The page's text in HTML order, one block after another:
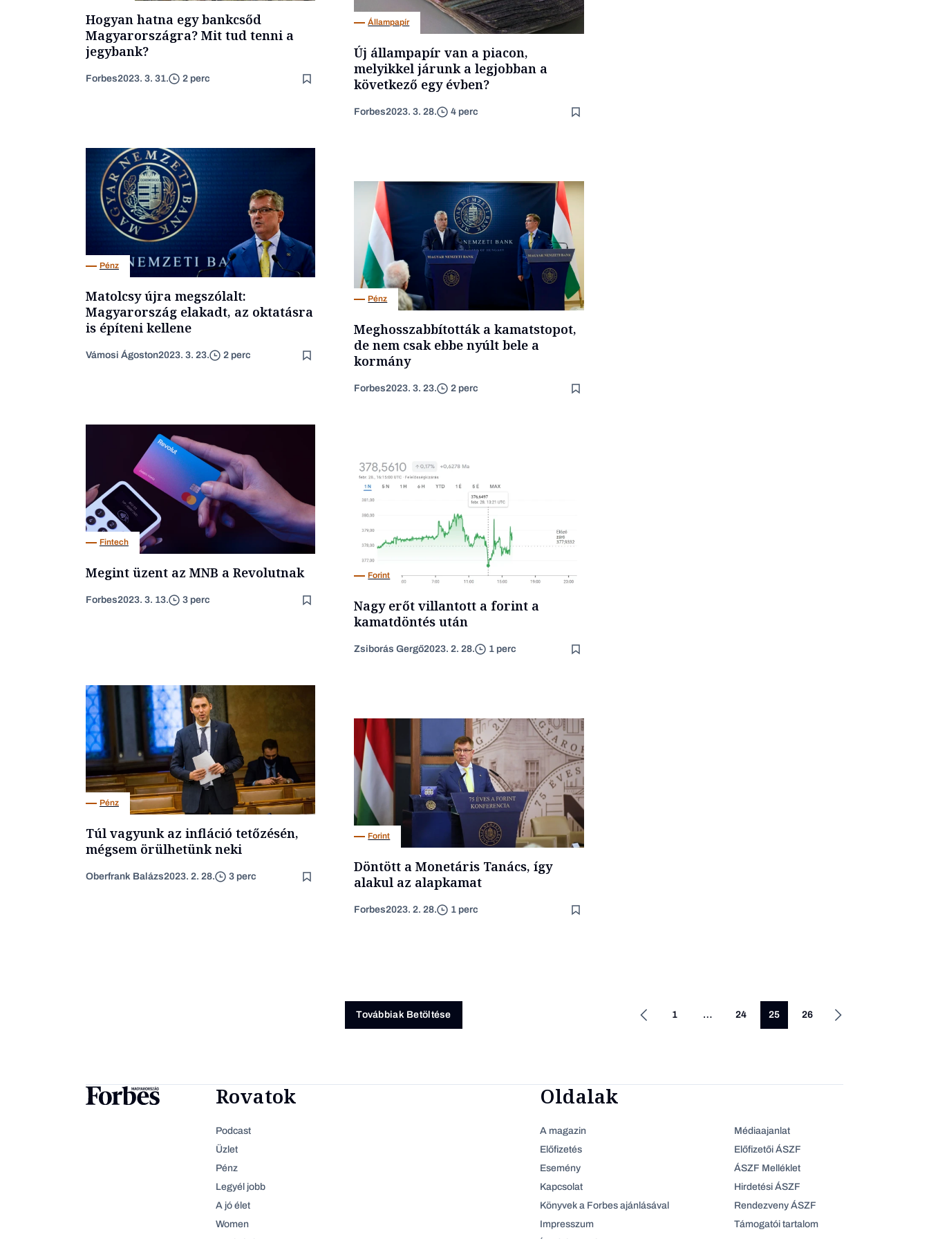
Hogyan hatna egy bankcsőd
Magyarországra? Mit tud tenni a
jegybank?
Forbes2023. 3. 31. 2 perc
Állampapír
Új állampapír van a piacon,
melyikkel járunk a legjobban a
következő egy évben?
Forbes2023. 3. 28. 4 perc
Pénz
Matolcsy újra megszólalt:
Magyarország elakadt, az oktatásra
is építeni kellene
Vámosi Ágoston2023. 3. 23. 2 perc
Pénz
Meghosszabbították a kamatstopot,
de nem csak ebbe nyúlt bele a
kormány
Forbes2023. 3. 23. 2 perc
Fintech
Megint üzent az MNB a Revolutnak
Forbes2023. 3. 13. 3 perc
Forint
Nagy erőt villantott a forint a
kamatdöntés után
Zsiborás Gergő2023. 2. 28. 1 perc
Pénz
Túl vagyunk az infláció tetőzésén,
mégsem örülhetünk neki
Oberfrank Balázs2023. 2. 28. 3 perc
Forint
Döntött a Monetáris Tanács, így
alakul az alapkamat
Forbes2023. 2. 28. 1 perc
Továbbiak Betöltése 1 … 24 25 26
Rovatok
Podcast
Üzlet
Pénz
Legyél jobb
A jó élet
Women
Oldalak
A magazin
Előfizetés
Esemény
Kapcsolat
Könyvek a Forbes ajánlásával
Impresszum
Médiaajanlat
Előfizetői ÁSZF
ÁSZF Melléklet
Hirdetési ÁSZF
Rendezveny ÁSZF
Támogatói tartalom